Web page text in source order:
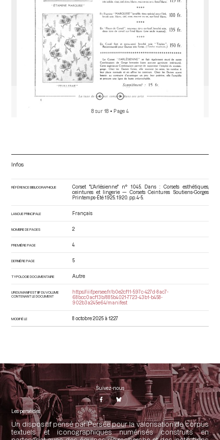
8 sur 18 • Page 4
Infos
RÉFÉRENCE BIBLIOGRAPHIQUE
Corset "L'Arlésienne" n° 1045. Dans : Corsets esthétiques,
ceintures et lingerie — Corsets Ceintures Soutiens-Gorges
Printemps-Été 1925 . 1920. pp. 4-5.
LANGUE PRINCIPALE Français
NOMBRE DE PAGES 2
PREMIÈRE PAGE 4
DERNIÈRE PAGE 5
TYPOLOGIE DOCUMENTAIRE Autre
URI DU MANIFEST IIIF DU VOLUME
CONTENANT LE DOCUMENT
https://iiif.persee.fr/b0e2cf11-597c-427d-8ac7-
68bcc0acf13b/885b4021-7723-43b1-b458-
902b3a245e64/manifest
MODIFIÉ LE 8 octobre 2025 à 12:27
Suivez-nous
Les perséides
Un dispositif pensé par Persée pour la valorisation de corpus
textuels et iconographiques numérisés construits en